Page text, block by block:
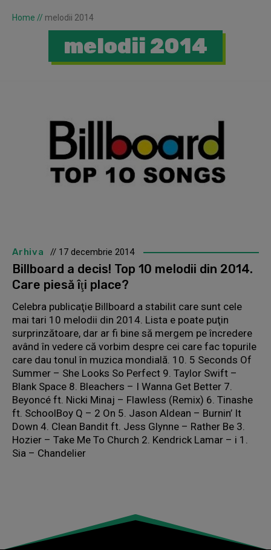
Home // melodii 2014
melodii 2014
Arhiva // 17 decembrie 2014
Billboard a decis! Top 10 melodii din 2014.
Care piesă îţi place?
Celebra publicaţie Billboard a stabilit care sunt cele
mai tari 10 melodii din 2014. Lista e poate puţin
surprinzătoare, dar ar fi bine să mergem pe încredere
având în vedere că vorbim despre cei care fac topurile
care dau tonul în muzica mondială. 10. 5 Seconds Of
Summer – She Looks So Perfect 9. Taylor Swift –
Blank Space 8. Bleachers – I Wanna Get Better 7.
Beyoncé ft. Nicki Minaj – Flawless (Remix) 6. Tinashe
ft. SchoolBoy Q – 2 On 5. Jason Aldean – Burnin’ It
Down 4. Clean Bandit ft. Jess Glynne – Rather Be 3.
Hozier – Take Me To Church 2. Kendrick Lamar – i 1.
Sia – Chandelier